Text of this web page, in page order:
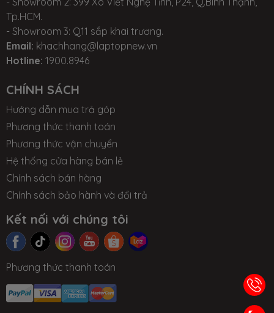
Tp.HCM.
- Showroom 3: Q11 sắp khai trương.
Email: khachhang@laptopnew.vn
Hotline: 1900.8946
CHÍNH SÁCH
Hướng dẫn mua trả góp
Phương thức thanh toán
Phương thức vận chuyển
Hệ thống cửa hàng bán lẻ
Chính sách bán hàng
Chính sách bảo hành và đổi trả
Kết nối với chúng tôi
Phương thức thanh toán